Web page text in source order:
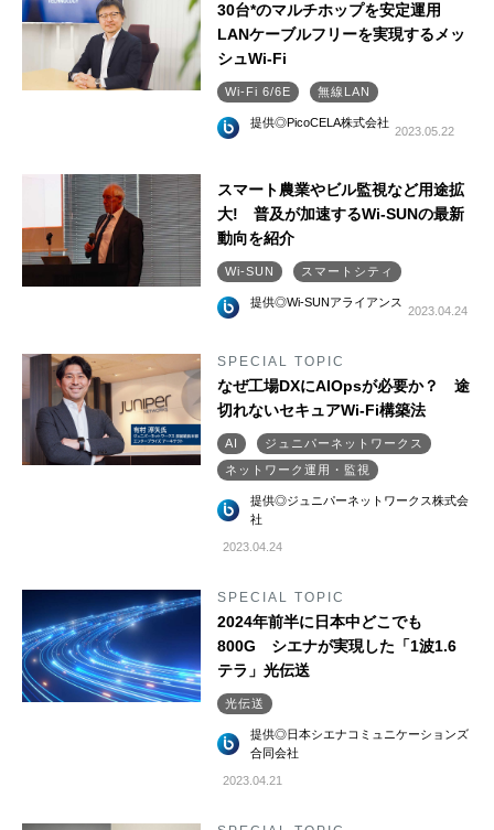
30台*のマルチホップを安定運用
LANケーブルフリーを実現するメッ
シュWi-Fi
Wi-Fi 6/6E 無線LAN
提供◎PicoCELA株式会社
2023.05.22
スマート農業やビル監視など用途拡
大! 普及が加速するWi-SUNの最新
動向を紹介
Wi-SUN スマートシティ
提供◎Wi-SUNアライアンス
2023.04.24
SPECIAL TOPIC
なぜ工場DXにAIOpsが必要か？ 途
切れないセキュアWi-Fi構築法
AI
ジュニパーネットワークス
ネットワーク運用・監視
提供◎ジュニパーネットワークス株式会
社
2023.04.24
SPECIAL TOPIC
2024年前半に日本中どこでも
800G シエナが実現した「1波1.6
テラ」光伝送
光伝送
提供◎日本シエナコミュニケーションズ
合同会社
2023.04.21